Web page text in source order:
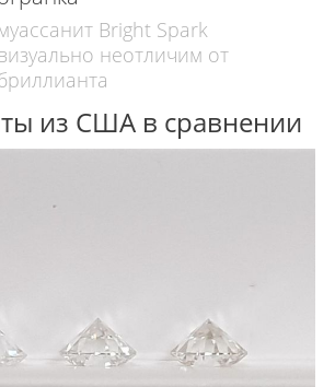
Bright Spark
неотличим от
из США в сравнении